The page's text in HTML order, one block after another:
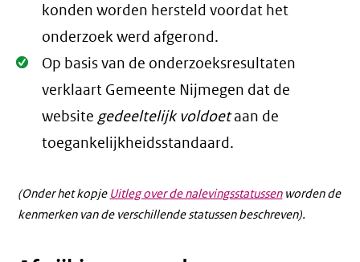
konden worden hersteld voordat het
onderzoek werd afgerond.
Oké.
Op basis van de onderzoeksresultaten
verklaart Gemeente Nijmegen dat de
websitegedeeltelijk voldoetaan de
toegankelijkheidsstandaard.
(Onder het kopje Uitleg over de nalevingsstatussenworden de
kenmerken van de verschillende statussen beschreven).